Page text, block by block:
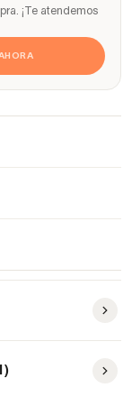
¡Te atendemos